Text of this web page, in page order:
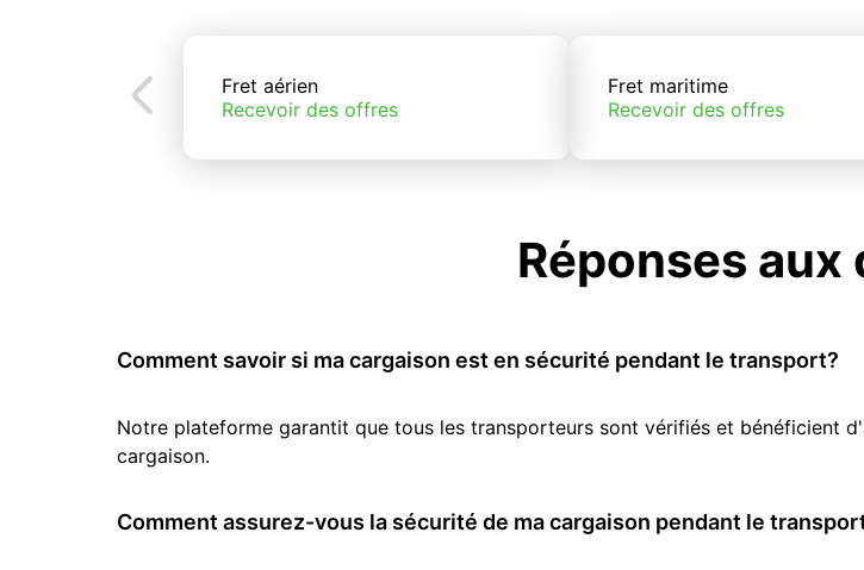
Fret aérien
Recevoir des offres
Fret maritime
Recevoir des offres
Réponses
Comment savoir si ma cargaison est en sécurité pendant le transport?
Notre plateforme garantit que tous les transporteurs sont vérifiés et bénéficient
cargaison.
Comment assurez-vous la sécurité de ma cargaison pendant le